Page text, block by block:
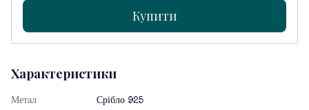
Купити
Характеристики
Метал
Срібло 925